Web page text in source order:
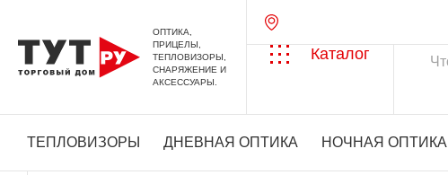
ОПТИКА,
ПРИЦЕЛЫ,
ТЕПЛОВИЗОРЫ,
СНАРЯЖЕНИЕ И
АКСЕССУАРЫ.
Каталог
ТЕПЛОВИЗОРЫ ДНЕВНАЯ ОПТИКА НОЧНАЯ ОПТИКА